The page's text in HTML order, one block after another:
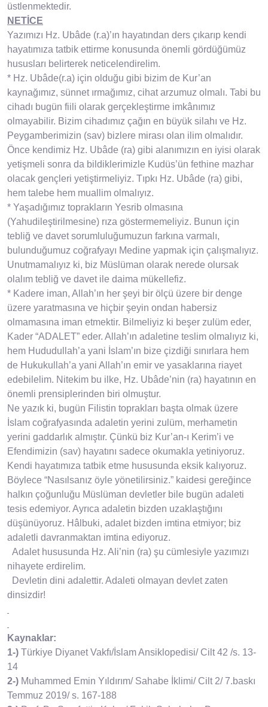
üstlenmektedir.
NETİCE
Yazımızı Hz. Ubâde (r.a)’ın hayatından ders çıkarıp kendi
hayatımıza tatbik ettirme konusunda önemli gördüğümüz
hususları belirterek neticelendirelim.
* Hz. Ubâde(r.a) için olduğu gibi bizim de Kur’an
kaynağımız, sünnet ırmağımız, cihat arzumuz olmalı. Tabi bu
cihadı bugün fiili olarak gerçekleştirme imkânımız
olmayabilir. Bizim cihadımız çağın en büyük silahı ve Hz.
Peygamberimizin (sav) bizlere mirası olan ilim olmalıdır.
Önce kendimiz Hz. Ubâde (ra) gibi alanımızın en iyisi olarak
yetişmeli sonra da bildiklerimizle Kudüs’ün fethine mazhar
olacak gençleri yetiştirmeliyiz. Tıpkı Hz. Ubâde (ra) gibi,
hem talebe hem muallim olmalıyız.
* Yaşadığımız toprakların Yesrib olmasına
(Yahudileştirilmesine) rıza göstermemeliyiz. Bunun için
tebliğ ve davet sorumluluğumuzun farkına varmalı,
bulunduğumuz coğrafyayı Medine yapmak için çalışmalıyız.
Unutmamalıyız ki, biz Müslüman olarak nerede olursak
olalım tebliğ ve davet ile daima mükellefiz.
* Kadere iman, Allah’ın her şeyi bir ölçü üzere bir denge
üzere yaratmasına ve hiçbir şeyin ondan habersiz
olmamasına iman etmektir. Bilmeliyiz ki beşer zulüm eder,
Kader “ADALET” eder. Allah’ın adaletine teslim olmalıyız ki,
hem Hududullah’a yani İslam’ın bize çizdiği sınırlara hem
de Hukukullah’a yani Allah’ın emir ve yasaklarına riayet
edebilelim. Nitekim bu ilke, Hz. Ubâde’nin (ra) hayatının en
önemli prensiplerinden biri olmuştur.
Ne yazık ki, bugün Filistin toprakları başta olmak üzere
İslam coğrafyasında adaletin yerini zulüm, merhametin
yerini gaddarlık almıştır. Çünkü biz Kur’an-ı Kerim’i ve
Efendimizin (sav) hayatını sadece okumakla yetiniyoruz.
Kendi hayatımıza tatbik etme hususunda eksik kalıyoruz.
Böylece “Nasılsanız öyle yönetilirsiniz.” kaidesi gereğince
halkın çoğunluğu Müslüman devletler bile bugün adaleti
tesis edemiyor. Ayrıca adaletin bizden uzaklaştığını
düşünüyoruz. Hâlbuki, adalet bizden imtina etmiyor; biz
adaletli davranmaktan imtina ediyoruz.
Adalet hususunda Hz. Ali’nin (ra) şu cümlesiyle yazımızı
nihayete erdirelim.
Devletin dini adalettir. Adaleti olmayan devlet zaten
dinsizdir!
Kaynaklar:
1-) Türkiye Diyanet Vakfı/İslam Ansiklopedisi/ Cilt 42 /s. 13-
14
2-) Muhammed Emin Yıldırım/ Sahabe İklimi/ Cilt 2/ 7.baskı
Temmuz 2019/ s. 167-188